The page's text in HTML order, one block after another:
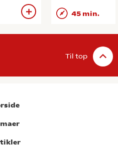
45 min.
Til top